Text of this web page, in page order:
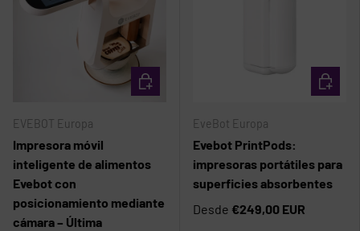
EVEBOT Europa
Impresora móvil
inteligente de alimentos
Evebot con
posicionamiento mediante
cámara – Última
ELEGIR OPCIONES
EveBot Europa
Evebot PrintPods:
impresoras portátiles para
superficies absorbentes
Desde €249,00 EUR
ELEGIR